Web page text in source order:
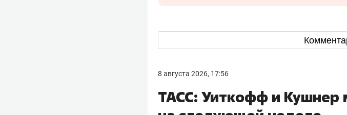
8 августа 2026, 17:56
ТАСС: Уиткофф и Кушнер